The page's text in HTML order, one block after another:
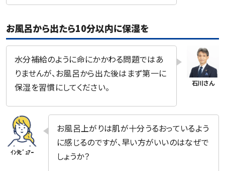
お風呂から出たら10分以内に保湿を
水分補給のように命にかかわる問題ではあ
りませんが、お風呂から出た後はまず第一に
保湿を習慣にしてください。
お風呂上がりは肌が十分うるおっているよう
に感じるのですが、早い方がいいのはなぜで
しょうか？